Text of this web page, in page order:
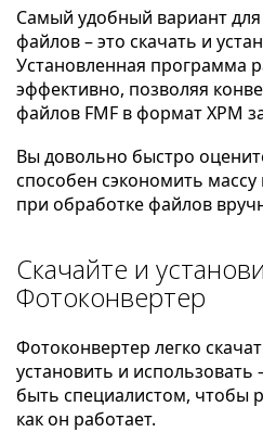
Самый удобный вариант
файлов – это скачать и
Установленная программа
эффективно, позволяя
файлов FMF в формат XPM
Вы довольно быстро
способен сэкономить
при обработке файлов
Скачайте и
Фотоконвертер
Фотоконвертер легко
установить и использовать
быть специалистом, чтобы
как он работает.